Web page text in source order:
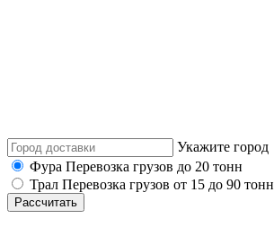
Укажите город
Фура Перевозка грузов до 20 тонн
Трал Перевозка грузов от 15 до 90 тонн
Рассчитать